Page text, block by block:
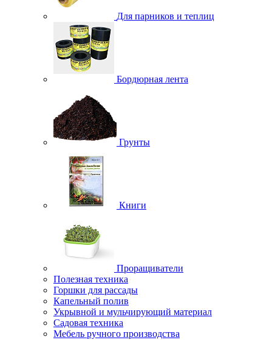
Для парников и теплиц
Бордюрная лента
Грунты
Книги
Проращиватели
Полезная техника
Горшки для рассады
Капельный полив
Укрывной и мульчирующий материал
Садовая техника
Мебель ручного производства